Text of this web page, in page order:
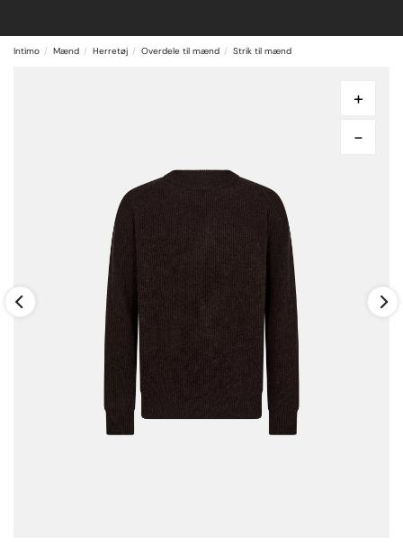
Intimo Mænd Herretøj Overdele til mænd Strik til mænd
+
-